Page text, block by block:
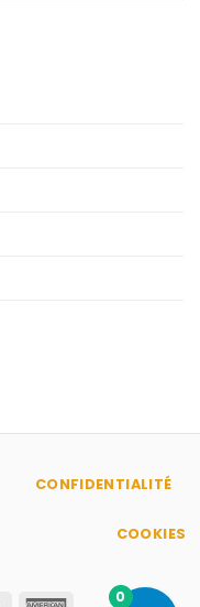
CONFIDENTIALITÉ
COOKIES
0